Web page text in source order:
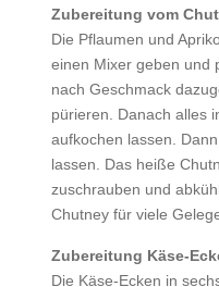
Zubereitung vom
Die Pflaumen und
einen Mixer geben und
nach Geschmack
pürieren. Danach alles
aufkochen lassen.
lassen. Das heiße
zuschrauben und
Chutney für viele
Zubereitung Käse-
Die Käse-Ecken in